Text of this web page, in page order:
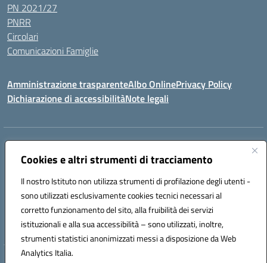
Cookies e altri strumenti di tracciamento
Il nostro Istituto non utilizza strumenti di profilazione degli utenti -
sono utilizzati esclusivamente cookies tecnici necessari al
corretto funzionamento del sito, alla fruibilità dei servizi
istituzionali e alla sua accessibilità – sono utilizzati, inoltre,
strumenti statistici anonimizzati messi a disposizione da Web
Analytics Italia.
PN 2021/27
PNRR
Circolari
Comunicazioni Famiglie
Amministrazione trasparenteAlbo OnlinePrivacy Policy
Dichiarazione di accessibilitàNote legali
Indirizzo:
Centralino:(+39) 0737787634 Email:mcic80700n@istruzione.it
Codice fiscale: 92010940432
Codice meccanografico:
MCIC80700N
Codice unico di fatturazione (CUF): UF5MY2